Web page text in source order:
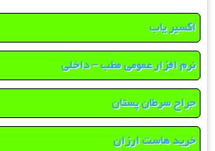
اکسیر یاب
نرم افزار عمومی مطب – داخلی
جراح سرطان پستان
خرید هاست ارزان